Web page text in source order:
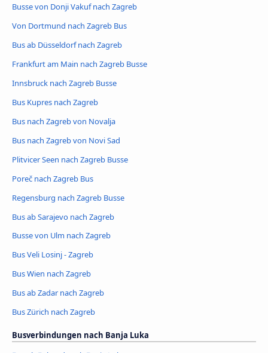
Busse von Donji Vakuf nach Zagreb
Von Dortmund nach Zagreb Bus
Bus ab Düsseldorf nach Zagreb
Frankfurt am Main nach Zagreb Busse
Innsbruck nach Zagreb Busse
Bus Kupres nach Zagreb
Bus nach Zagreb von Novalja
Bus nach Zagreb von Novi Sad
Plitvicer Seen nach Zagreb Busse
Poreč nach Zagreb Bus
Regensburg nach Zagreb Busse
Bus ab Sarajevo nach Zagreb
Busse von Ulm nach Zagreb
Bus Veli Losinj - Zagreb
Bus Wien nach Zagreb
Bus ab Zadar nach Zagreb
Bus Zürich nach Zagreb
Busverbindungen nach Banja Luka